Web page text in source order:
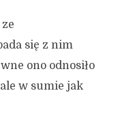
się z nim
ono odnosiło
w sumie jak